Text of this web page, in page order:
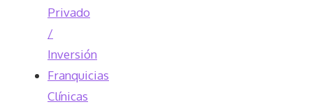
Privado
/
Inversión
Franquicias
Clínicas